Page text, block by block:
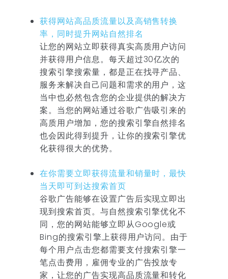
获得网站高品质流量以及高销售转换
率，同时提升网站自然排名
让您的网站立即获得真实高质用户访问
并获得用户信息。每天超过30亿次的
搜索引擎搜索量，都是正在找寻产品、
服务来解决自己问题和需求的用户，这
当中也必然包含您的企业提供的解决方
案。当您的网站通过谷歌广告吸引来的
高质用户增加，您的搜索引擎自然排名
也会因此得到提升，让你的搜索引擎优
化获得很大的优势。
在你需要立即获得流量和销量时，最快
当天即可到达搜索首页
谷歌广告能够在设置广告后实现立即出
现到搜索首页。与自然搜索引擎优化不
同，您的网站能够立即从Google或
Bing的搜索引擎上获得用户访问。由于
每个用户点击您都需要支付搜索引擎一
笔点击费用，雇佣专业的广告投放专
家，让您的广告实现高品质流量和转化